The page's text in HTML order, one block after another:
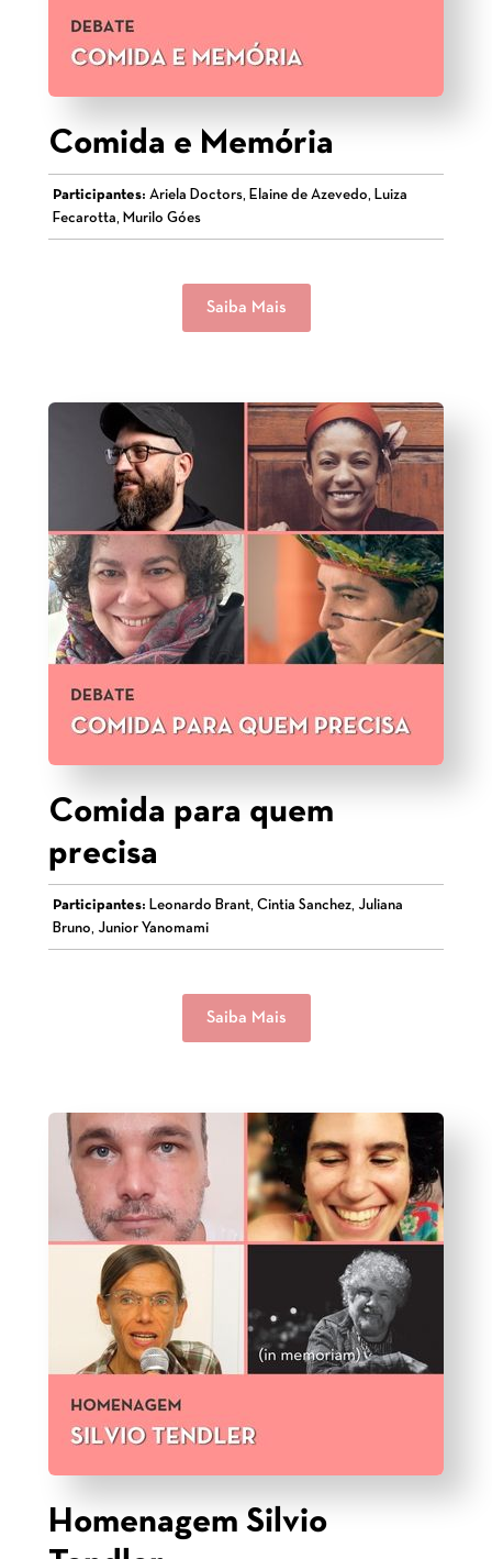
Comida e Memória
Participantes: Ariela Doctors, Elaine de Azevedo, Luiza
Fecarotta, Murilo Góes
Saiba Mais
Comida para quem
precisa
Participantes: Leonardo Brant, Cintia Sanchez, Juliana
Bruno, Junior Yanomami
Saiba Mais
Homenagem Silvio